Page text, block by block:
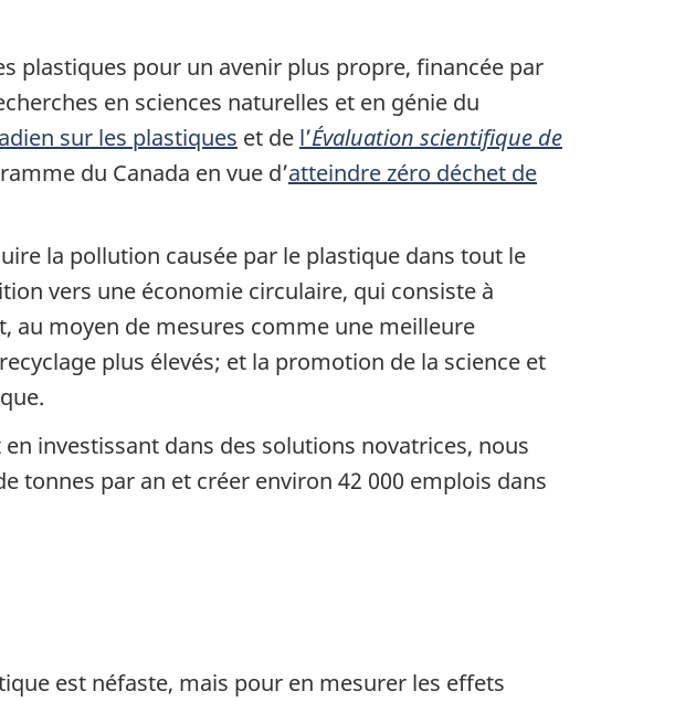
plastiques pour un avenir plus propre, financée par
en sciences naturelles et en génie du
sur les plastiques et de l’Évaluation scientifique de
du Canada en vue d’atteindre zéro déchet de
la pollution causée par le plastique dans tout le
vers une économie circulaire, qui consiste à
au moyen de mesures comme une meilleure
plus élevés; et la promotion de la science et
investissant dans des solutions novatrices, nous
tonnes par an et créer environ 42 000 emplois dans
est néfaste, mais pour en mesurer les effets